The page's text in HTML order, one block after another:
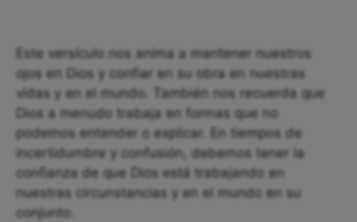
Este versículo nos anima a mantener nuestros
ojos en Dios y confiar en su obra en nuestras
vidas y en el mundo. También nos recuerda que
Dios a menudo trabaja en formas que no
podemos entender o explicar. En tiempos de
incertidumbre y confusión, debemos tener la
confianza de que Dios está trabajando en
nuestras circunstancias y en el mundo en su
conjunto.